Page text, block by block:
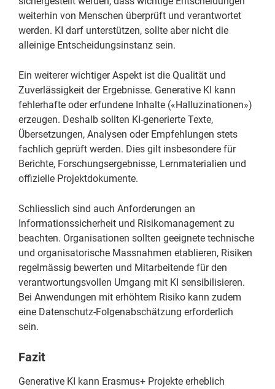
weiterhin von Menschen überprüft und verantwortet
werden. KI darf unterstützen, sollte aber nicht die
alleinige Entscheidungsinstanz sein.
Ein weiterer wichtiger Aspekt ist die Qualität und
Zuverlässigkeit der Ergebnisse. Generative KI kann
fehlerhafte oder erfundene Inhalte («Halluzinationen»)
erzeugen. Deshalb sollten KI-generierte Texte,
Übersetzungen, Analysen oder Empfehlungen stets
fachlich geprüft werden. Dies gilt insbesondere für
Berichte, Forschungsergebnisse, Lernmaterialien und
offizielle Projektdokumente.
Schliesslich sind auch Anforderungen an
Informationssicherheit und Risikomanagement zu
beachten. Organisationen sollten geeignete technische
und organisatorische Massnahmen etablieren, Risiken
regelmässig bewerten und Mitarbeitende für den
verantwortungsvollen Umgang mit KI sensibilisieren.
Bei Anwendungen mit erhöhtem Risiko kann zudem
eine Datenschutz-Folgenabschätzung erforderlich
sein.
Fazit
Generative KI kann Erasmus+ Projekte erheblich